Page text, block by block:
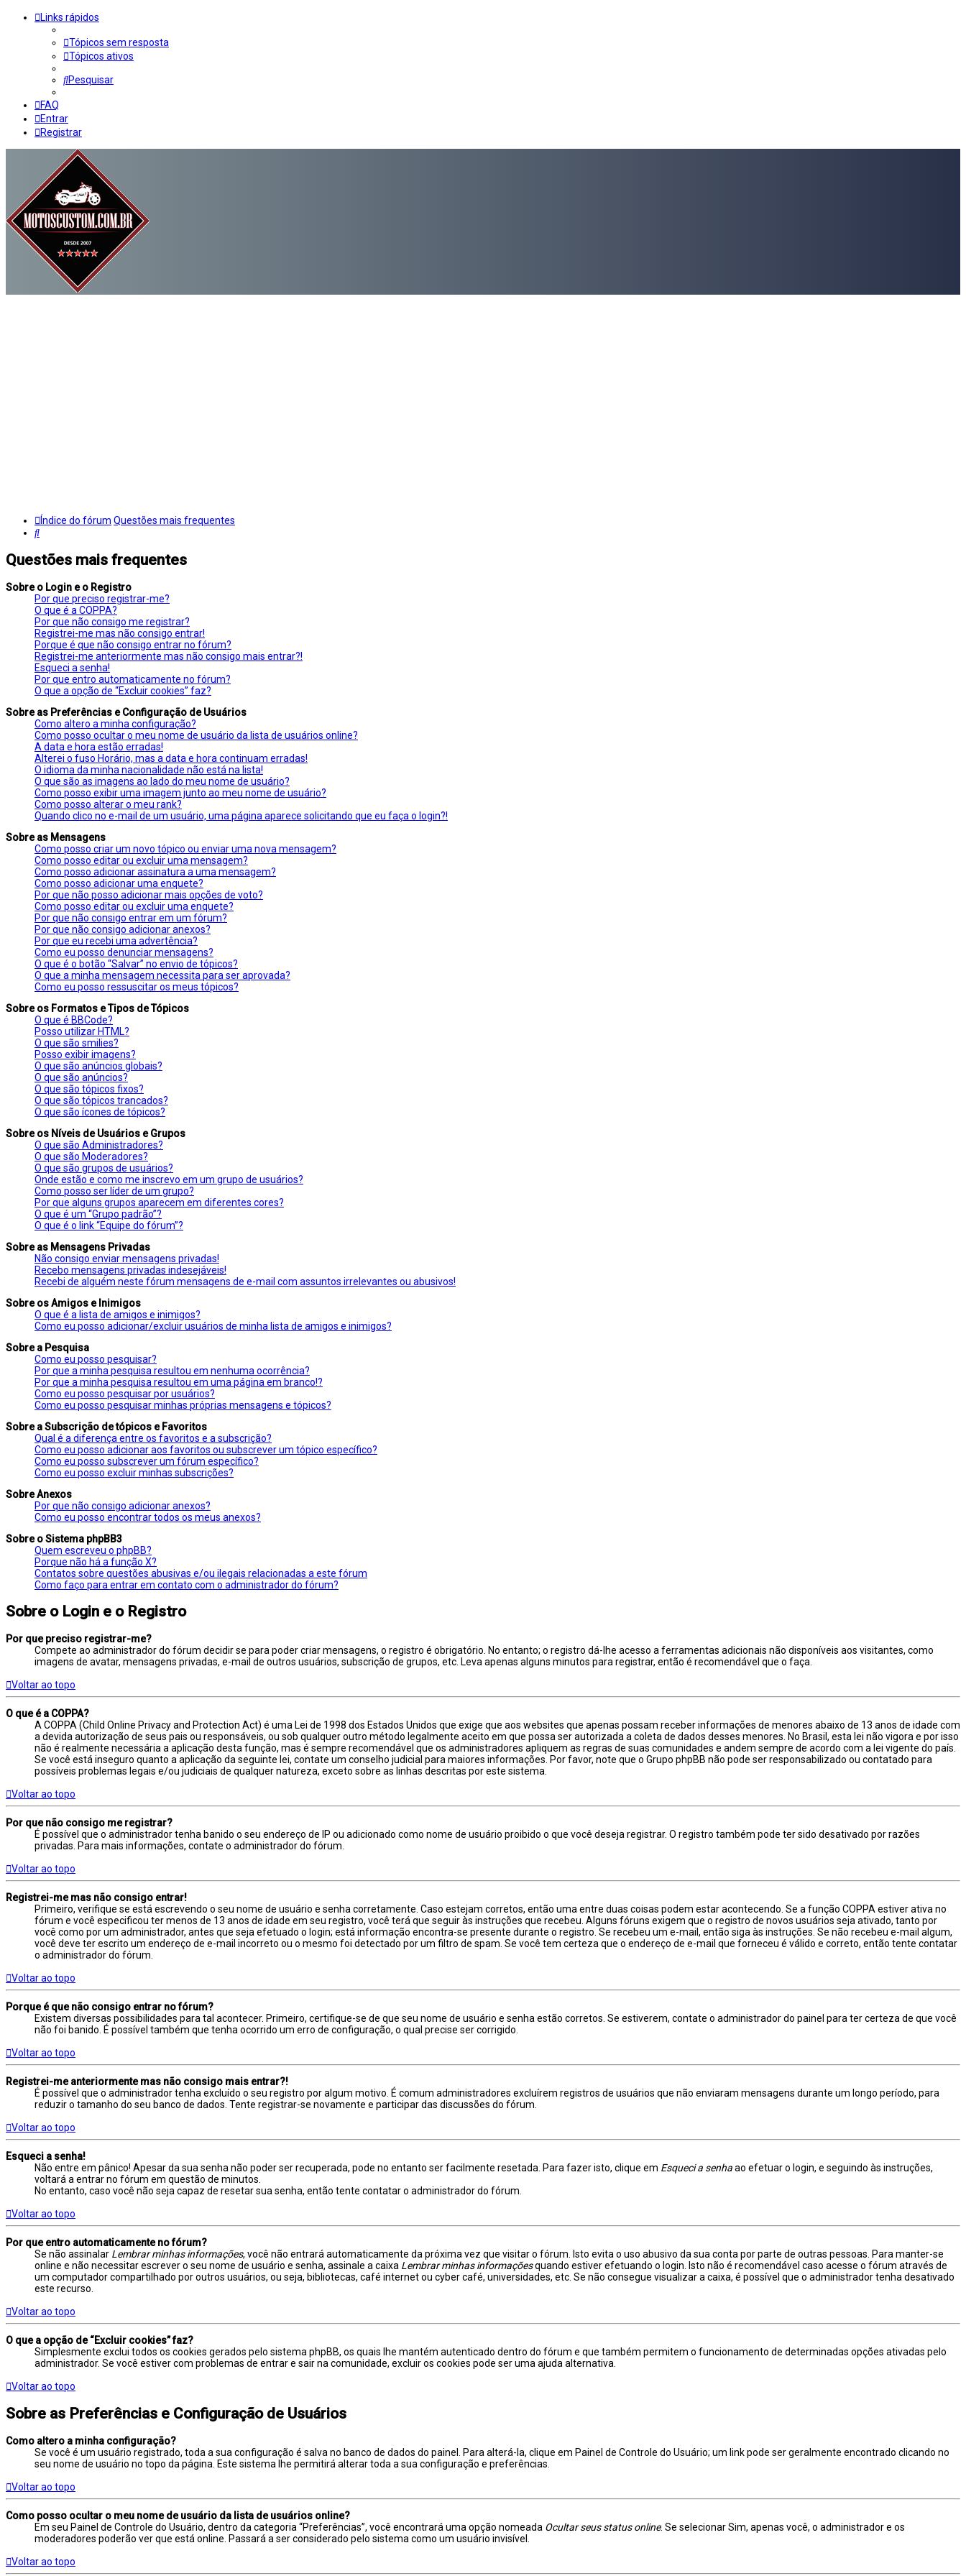
Links rápidos
Tópicos sem resposta
Tópicos ativos
Pesquisar
FAQ
Entrar
Registrar
Índice do fórum Questões mais frequentes
Pesquisar
Questões mais frequentes
Sobre o Login e o Registro
Por que preciso registrar-me?
O que é a COPPA?
Por que não consigo me registrar?
Registrei-me mas não consigo entrar!
Porque é que não consigo entrar no fórum?
Registrei-me anteriormente mas não consigo mais entrar?!
Esqueci a senha!
Por que entro automaticamente no fórum?
O que a opção de “Excluir cookies” faz?
Sobre as Preferências e Configuração de Usuários
Como altero a minha configuração?
Como posso ocultar o meu nome de usuário da lista de usuários online?
A data e hora estão erradas!
Alterei o fuso Horário, mas a data e hora continuam erradas!
O idioma da minha nacionalidade não está na lista!
O que são as imagens ao lado do meu nome de usuário?
Como posso exibir uma imagem junto ao meu nome de usuário?
Como posso alterar o meu rank?
Quando clico no e-mail de um usuário, uma página aparece solicitando que eu faça o login?!
Sobre as Mensagens
Como posso criar um novo tópico ou enviar uma nova mensagem?
Como posso editar ou excluir uma mensagem?
Como posso adicionar assinatura a uma mensagem?
Como posso adicionar uma enquete?
Por que não posso adicionar mais opções de voto?
Como posso editar ou excluir uma enquete?
Por que não consigo entrar em um fórum?
Por que não consigo adicionar anexos?
Por que eu recebi uma advertência?
Como eu posso denunciar mensagens?
O que é o botão “Salvar” no envio de tópicos?
O que a minha mensagem necessita para ser aprovada?
Como eu posso ressuscitar os meus tópicos?
Sobre os Formatos e Tipos de Tópicos
O que é BBCode?
Posso utilizar HTML?
O que são smilies?
Posso exibir imagens?
O que são anúncios globais?
O que são anúncios?
O que são tópicos fixos?
O que são tópicos trancados?
O que são ícones de tópicos?
Sobre os Níveis de Usuários e Grupos
O que são Administradores?
O que são Moderadores?
O que são grupos de usuários?
Onde estão e como me inscrevo em um grupo de usuários?
Como posso ser líder de um grupo?
Por que alguns grupos aparecem em diferentes cores?
O que é um “Grupo padrão”?
O que é o link “Equipe do fórum”?
Sobre as Mensagens Privadas
Não consigo enviar mensagens privadas!
Recebo mensagens privadas indesejáveis!
Recebi de alguém neste fórum mensagens de e-mail com assuntos irrelevantes ou abusivos!
Sobre os Amigos e Inimigos
O que é a lista de amigos e inimigos?
Como eu posso adicionar/excluir usuários de minha lista de amigos e inimigos?
Sobre a Pesquisa
Como eu posso pesquisar?
Por que a minha pesquisa resultou em nenhuma ocorrência?
Por que a minha pesquisa resultou em uma página em branco!?
Como eu posso pesquisar por usuários?
Como eu posso pesquisar minhas próprias mensagens e tópicos?
Sobre a Subscrição de tópicos e Favoritos
Qual é a diferença entre os favoritos e a subscrição?
Como eu posso adicionar aos favoritos ou subscrever um tópico específico?
Como eu posso subscrever um fórum específico?
Como eu posso excluir minhas subscrições?
Sobre Anexos
Por que não consigo adicionar anexos?
Como eu posso encontrar todos os meus anexos?
Sobre o Sistema phpBB3
Quem escreveu o phpBB?
Porque não há a função X?
Contatos sobre questões abusivas e/ou ilegais relacionadas a este fórum
Como faço para entrar em contato com o administrador do fórum?
Sobre o Login e o Registro
Por que preciso registrar-me?
Compete ao administrador do fórum decidir se para poder criar mensagens, o registro é obrigatório. No entanto; o registro dá-lhe acesso a ferramentas adicionais não disponíveis aos visitantes, como
imagens de avatar, mensagens privadas, e-mail de outros usuários, subscrição de grupos, etc. Leva apenas alguns minutos para registrar, então é recomendável que o faça.
Voltar ao topo
O que é a COPPA?
A COPPA (Child Online Privacy and Protection Act) é uma Lei de 1998 dos Estados Unidos que exige que aos websites que apenas possam receber informações de menores abaixo de 13 anos de idade com
a devida autorização de seus pais ou responsáveis, ou sob qualquer outro método legalmente aceito em que possa ser autorizada a coleta de dados desses menores. No Brasil, esta lei não vigora e por isso
não é realmente necessária a aplicação desta função, mas é sempre recomendável que os administradores apliquem as regras de suas comunidades e andem sempre de acordo com a lei vigente do país.
Se você está inseguro quanto a aplicação da seguinte lei, contate um conselho judicial para maiores informações. Por favor, note que o Grupo phpBB não pode ser responsabilizado ou contatado para
possíveis problemas legais e/ou judiciais de qualquer natureza, exceto sobre as linhas descritas por este sistema.
Voltar ao topo
Por que não consigo me registrar?
É possível que o administrador tenha banido o seu endereço de IP ou adicionado como nome de usuário proibido o que você deseja registrar. O registro também pode ter sido desativado por razões
privadas. Para mais informações, contate o administrador do fórum.
Voltar ao topo
Registrei-me mas não consigo entrar!
Primeiro, verifique se está escrevendo o seu nome de usuário e senha corretamente. Caso estejam corretos, então uma entre duas coisas podem estar acontecendo. Se a função COPPA estiver ativa no
fórum e você especificou ter menos de 13 anos de idade em seu registro, você terá que seguir às instruções que recebeu. Alguns fóruns exigem que o registro de novos usuários seja ativado, tanto por
você como por um administrador, antes que seja efetuado o login; está informação encontra-se presente durante o registro. Se recebeu um e-mail, então siga às instruções. Se não recebeu e-mail algum,
você deve ter escrito um endereço de e-mail incorreto ou o mesmo foi detectado por um filtro de spam. Se você tem certeza que o endereço de e-mail que forneceu é válido e correto, então tente contatar
o administrador do fórum.
Voltar ao topo
Porque é que não consigo entrar no fórum?
Existem diversas possibilidades para tal acontecer. Primeiro, certifique-se de que seu nome de usuário e senha estão corretos. Se estiverem, contate o administrador do painel para ter certeza de que você
não foi banido. É possível também que tenha ocorrido um erro de configuração, o qual precise ser corrigido.
Voltar ao topo
Registrei-me anteriormente mas não consigo mais entrar?!
É possível que o administrador tenha excluído o seu registro por algum motivo. É comum administradores excluírem registros de usuários que não enviaram mensagens durante um longo período, para
reduzir o tamanho do seu banco de dados. Tente registrar-se novamente e participar das discussões do fórum.
Voltar ao topo
Esqueci a senha!
Não entre em pânico! Apesar da sua senha não poder ser recuperada, pode no entanto ser facilmente resetada. Para fazer isto, clique em Esqueci a senhaao efetuar o login, e seguindo às instruções,
voltará a entrar no fórum em questão de minutos.
No entanto, caso você não seja capaz de resetar sua senha, então tente contatar o administrador do fórum.
Voltar ao topo
Por que entro automaticamente no fórum?
Se não assinalar Lembrar minhas informações, você não entrará automaticamente da próxima vez que visitar o fórum. Isto evita o uso abusivo da sua conta por parte de outras pessoas. Para manter-se
online e não necessitar escrever o seu nome de usuário e senha, assinale a caixa Lembrar minhas informaçõesquando estiver efetuando o login. Isto não é recomendável caso acesse o fórum através de
um computador compartilhado por outros usuários, ou seja, bibliotecas, café internet ou cyber café, universidades, etc. Se não consegue visualizar a caixa, é possível que o administrador tenha desativado
este recurso.
Voltar ao topo
O que a opção de “Excluir cookies” faz?
Simplesmente exclui todos os cookies gerados pelo sistema phpBB, os quais lhe mantém autenticado dentro do fórum e que também permitem o funcionamento de determinadas opções ativadas pelo
administrador. Se você estiver com problemas de entrar e sair na comunidade, excluir os cookies pode ser uma ajuda alternativa.
Voltar ao topo
Sobre as Preferências e Configuração de Usuários
Como altero a minha configuração?
Se você é um usuário registrado, toda a sua configuração é salva no banco de dados do painel. Para alterá-la, clique em Painel de Controle do Usuário; um link pode ser geralmente encontrado clicando no
seu nome de usuário no topo da página. Este sistema lhe permitirá alterar toda a sua configuração e preferências.
Voltar ao topo
Como posso ocultar o meu nome de usuário da lista de usuários online?
Em seu Painel de Controle do Usuário, dentro da categoria “Preferências”, você encontrará uma opção nomeada Ocultar seus status online. Se selecionar Sim, apenas você, o administrador e os
moderadores poderão ver que está online. Passará a ser considerado pelo sistema como um usuário invisível.
Voltar ao topo